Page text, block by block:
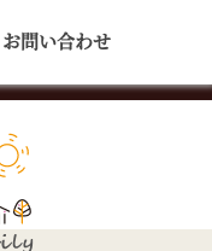
お問い合わせ